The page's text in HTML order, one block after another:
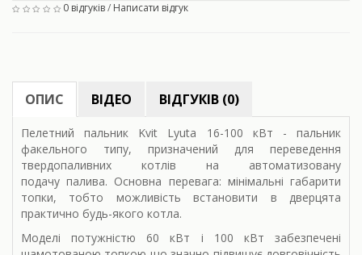
0 відгуків/ Написати відгук
ОПИС ВІДЕО ВІДГУКІВ (0)
Пелетний пальник Kvit Lyuta 16-100 кВт - пальник
факельного типу, призначений для переведення
твердопаливних котлів на автоматизовану
подачу палива. Основна перевага: мінімальні габарити
топки, тобто можливість встановити в дверцята
практично будь-якого котла.
Моделі потужністю 60 кВт і 100 кВт забезпечені